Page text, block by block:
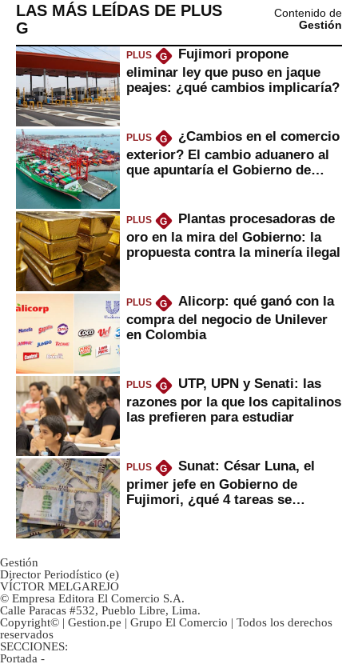
LAS MÁS LEÍDAS DE PLUS
G
Contenido de
Gestión
PLUS G
Fujimori propone
eliminar ley que puso en jaque
peajes: ¿qué cambios implicaría?
PLUS G
¿Cambios en el comercio
exterior? El cambio aduanero al
que apuntaría el Gobierno de
PLUS G
Plantas procesadoras de
oro en la mira del Gobierno: la
propuesta contra la minería ilegal
PLUS G
Alicorp: qué ganó con la
compra del negocio de Unilever
en Colombia
PLUS G
UTP, UPN y Senati: las
razones por la que los capitalinos
las prefieren para estudiar
PLUS G
Sunat: César Luna, el
primer jefe en Gobierno de
Fujimori, ¿qué 4 tareas se
Gestión
Director Periodístico (e)
VÍCTOR MELGAREJO
© Empresa Editora El Comercio S.A.
Calle Paracas #532, Pueblo Libre, Lima.
Copyright© | Gestion.pe | Grupo El Comercio | Todos los derechos
reservados
SECCIONES:
Portada -